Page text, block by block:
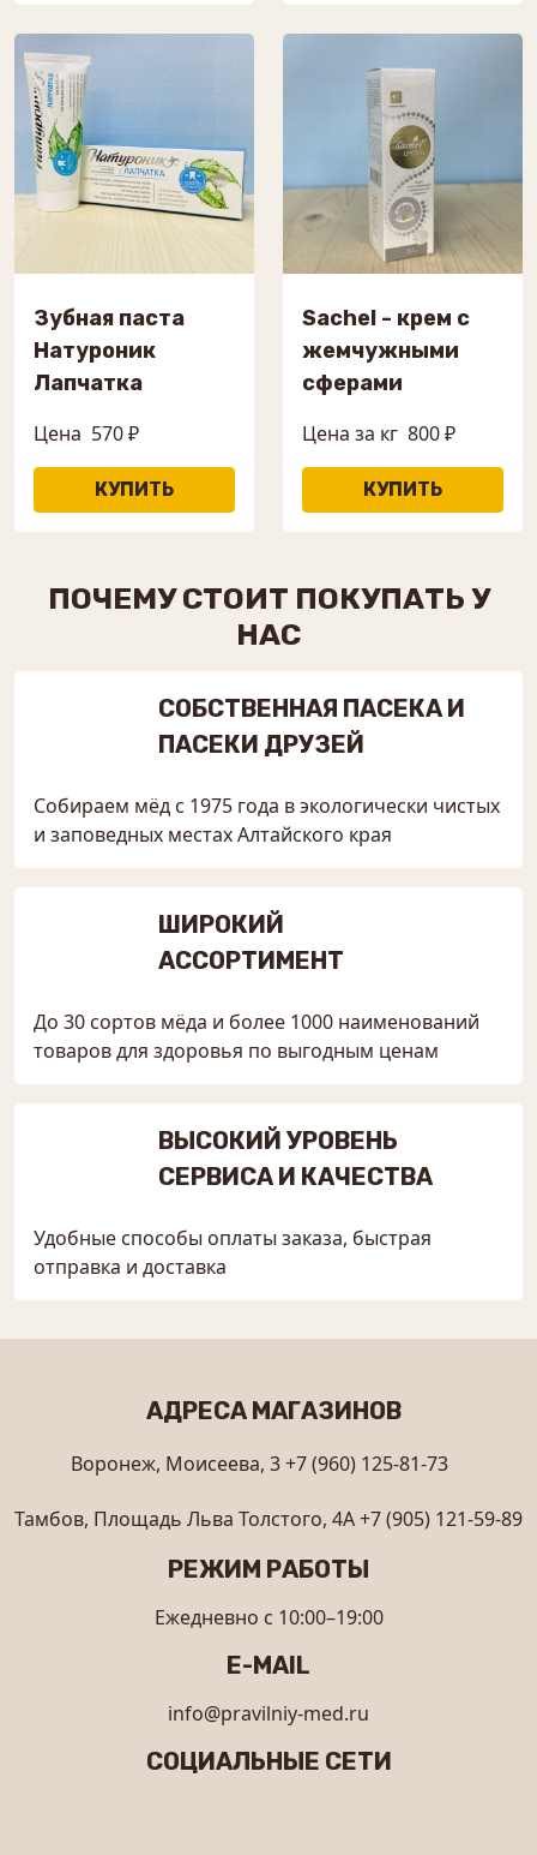
Зубная паста
Натуроник
Лапчатка
Цена 570 ₽
Sachel - крем с
жемчужными
сферами
Цена за кг 800 ₽
ПОЧЕМУ СТОИТ ПОКУПАТЬ У
НАС
СОБСТВЕННАЯ ПАСЕКА И
ПАСЕКИ ДРУЗЕЙ
Собираем мёд с 1975 года в экологически чистых
и заповедных местах Алтайского края
ШИРОКИЙ
АССОРТИМЕНТ
До 30 сортов мёда и более 1000 наименований
товаров для здоровья по выгодным ценам
ВЫСОКИЙ УРОВЕНЬ
СЕРВИСА И КАЧЕСТВА
Удобные способы оплаты заказа, быстрая
отправка и доставка
АДРЕСА МАГАЗИНОВ
Воронеж, Моисеева, 3+7 (960) 125-81-73
Тамбов, Площадь Льва Толстого, 4А+7 (905) 121-59-89
РЕЖИМ РАБОТЫ
Ежедневно с 10:00–19:00
E-MAIL
info@pravilniy-med.ru
СОЦИАЛЬНЫЕ СЕТИ